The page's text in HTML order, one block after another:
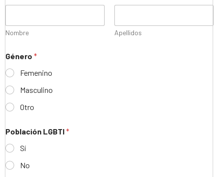
Nombre Apellidos
Género *
Femenino
Masculino
Otro
Población LGBTI*
Sí
No